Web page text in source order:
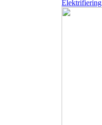
Elektrifiering